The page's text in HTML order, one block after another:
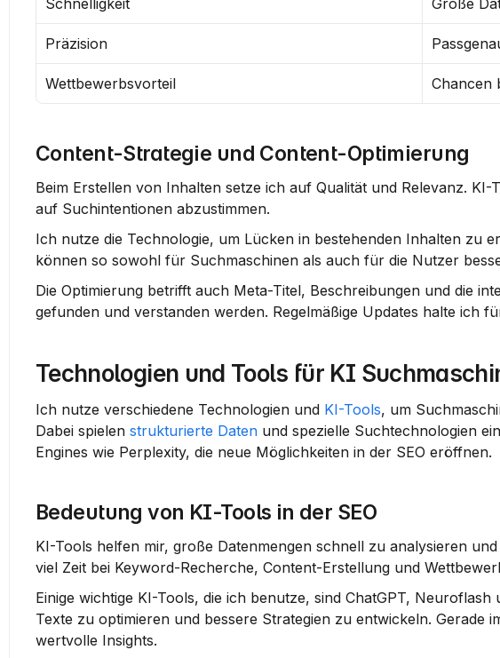
Schnelligkeit Große
Präzision
Wettbewerbsvorteil Chancen
Content-Strategie und Content-Optimierung
Beim Erstellen von Inhalten setze ich auf Qualität und Relevanz.
auf Suchintentionen abzustimmen.
Ich nutze die Technologie, um Lücken in bestehenden Inhalten zu
können so sowohl für Suchmaschinen als auch für die Nutzer
Die Optimierung betrifft auch Meta-Titel, Beschreibungen und die
gefunden und verstanden werden. Regelmäßige Updates halte ich
Technologien und Tools für KI
Ich nutze verschiedene Technologien und KI-Tools, um
Dabei spielen strukturierte Daten und spezielle Suchtechnologien
Engines wie Perplexity, die neue Möglichkeiten in der SEO eröffnen.
Bedeutung von KI-Tools in der SEO
KI-Tools helfen mir, große Datenmengen schnell zu analysieren
viel Zeit bei Keyword-Recherche, Content-Erstellung und
Einige wichtige KI-Tools, die ich benutze, sind ChatGPT,
Texte zu optimieren und bessere Strategien zu entwickeln. Gerade
wertvolle Insights.